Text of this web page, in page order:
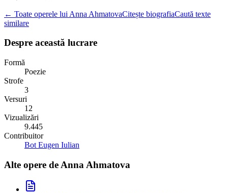
← Toate operele lui Anna AhmatovaCitește biografiaCaută texte
similare
Despre această lucrare
Formă
Poezie
Strofe
3
Versuri
12
Vizualizări
9.445
Contribuitor
Bot Eugen Iulian
Alte opere de Anna Ahmatova